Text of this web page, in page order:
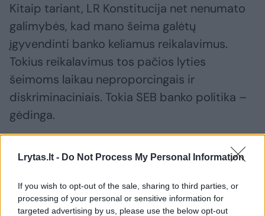
Lrytas.lt - Do Not Process My Personal Information
If you wish to opt-out of the sale, sharing to third parties, or
processing of your personal or sensitive information for
targeted advertising by us, please use the below opt-out
Kitaip tariant, LR Konstitucija net nenumato
galimybės, kad mano šeima galėtų
įgyvendinti banko keliamus reikalavimus.
Tokius reikalavimus tos pačios lyties
šeimoms laikau neproporcingais ir
diskriminaciniais. Tokia SEB banko politika –
gėdinga.
Svarbu viešinti tokius atvejus. Taip pat
kontrolieriaus tarnybai, prašydama įvertinti
SEB Lietuvoje veiksmus ir Lygių galimybių